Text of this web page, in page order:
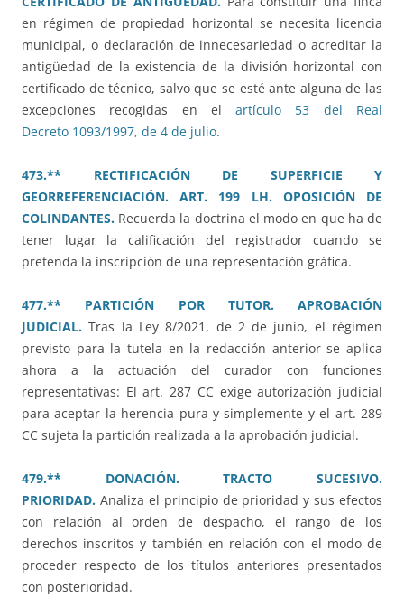
en régimen de propiedad horizontal se necesita licencia
municipal, o declaración de innecesariedad o acreditar la
antigüedad de la existencia de la división horizontal con
certificado de técnico, salvo que se esté ante alguna de las
excepciones recogidas en elartículo 53 del Real
Decreto 1093/1997, de 4 de julio.
473.** RECTIFICACIÓN DE SUPERFICIE Y
GEORREFERENCIACIÓN. ART. 199 LH. OPOSICIÓN DE
COLINDANTES. Recuerda la doctrina el modo en que ha de
tener lugar la calificación del registrador cuando se
pretenda la inscripción de una representación gráfica.
477.** PARTICIÓN POR TUTOR. APROBACIÓN
JUDICIAL. Tras la Ley 8/2021, de 2 de junio, el régimen
previsto para la tutela en la redacción anterior se aplica
ahora a la actuación del curador con funciones
representativas: El art. 287 CC exige autorización judicial
para aceptar la herencia pura y simplemente y el art. 289
CC sujeta la partición realizada a la aprobación judicial.
479.** DONACIÓN. TRACTO SUCESIVO.
PRIORIDAD. Analiza el principio de prioridad y sus efectos
con relación al orden de despacho, el rango de los
derechos inscritos y también en relación con el modo de
proceder respecto de los títulos anteriores presentados
con posterioridad.